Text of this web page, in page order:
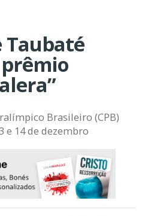
Taubaté
Brasileiro (CPB)
e 14 de dezembro